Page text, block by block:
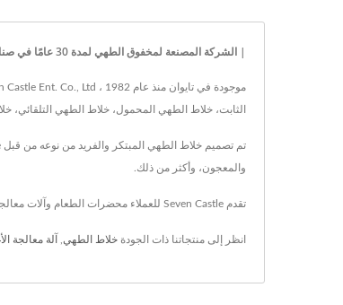
| الشركة المصنعة لمخفوق الطهي لمدة 30 عامًا في صناعة معدات تجهيز الأغذية | Seven Castle
الثابت، خلاط الطهي المحمول، خلاط الطهي التلقائي،
والمعجون، وأكثر من ذلك.
تقدم Seven Castle للعملاء محضرات الطعام وآلات معالجة الأغذية عالية الجودة منذ عام 1982، مع التكنولوجيا المتقدمة و 41 عامًا من الخبرة، Seven Castle يضمن تلبية مطالب كل عميل.
انظر إلى منتجاتنا ذات الجودة خلاط الطهي آلة معالجة